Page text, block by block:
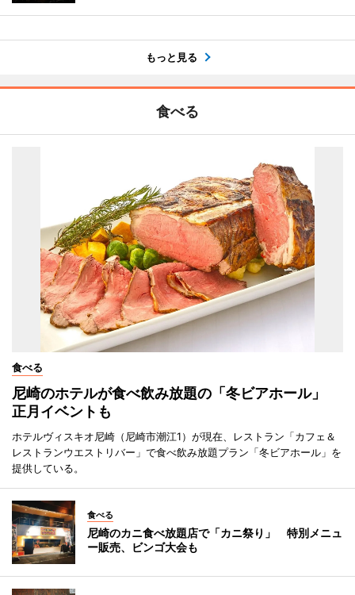
もっと見る
食べる
食べる
尼崎のホテルが食べ飲み放題の「冬ビアホール」
正月イベントも
ホテルヴィスキオ尼崎（尼崎市潮江1）が現在、レストラン「カフェ＆
レストランウエストリバー」で食べ飲み放題プラン「冬ビアホール」を
提供している。
食べる
尼崎のカニ食べ放題店で「カニ祭り」 特別メニュ
ー販売、ビンゴ大会も